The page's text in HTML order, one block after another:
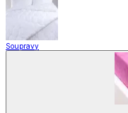
Soupravy